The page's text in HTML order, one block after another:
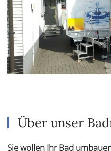
Über unser
Sie wollen Ihr Bad